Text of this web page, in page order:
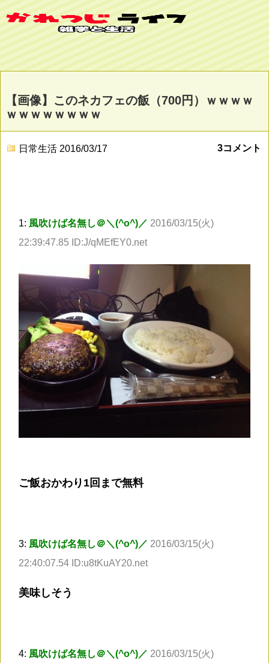
【画像】このネカフェの飯（700円）ｗｗｗｗ
ｗｗｗｗｗｗｗｗ
日常生活 2016/03/17 3コメント
1: 風吹けば名無し＠＼(^o^)／ 2016/03/15(火)
22:39:47.85 ID:J/qMEfEY0.net
ご飯おかわり1回まで無料
3: 風吹けば名無し＠＼(^o^)／ 2016/03/15(火)
22:40:07.54 ID:u8tKuAY20.net
美味しそう
4: 風吹けば名無し＠＼(^o^)／ 2016/03/15(火)